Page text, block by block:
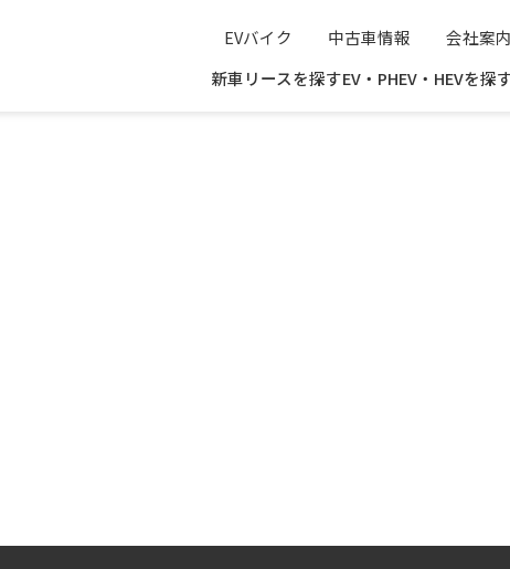
EVバイク 中古車情報 会社案内
新車リースを探すEV・PHEV・HEVを探